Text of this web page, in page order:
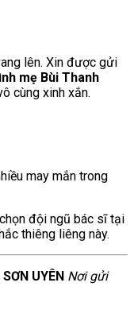
lên. Xin được gửi
mẹ Bùi Thanh
cùng xinh xắn.
may mắn trong
đội ngũ bác sĩ tại
thiêng liêng này.
UYÊN Nơi gửi